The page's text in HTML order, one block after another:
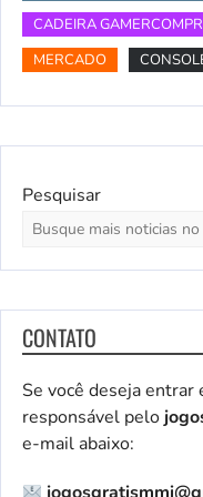
CADEIRA
MERCADO
Pesquisar
CONTATO
Se você deseja entrar
responsável pelo
e-mail abaixo: